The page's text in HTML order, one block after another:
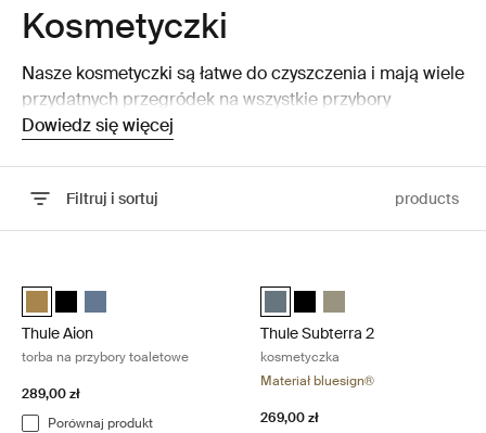
Kosmetyczki
Nasze kosmetyczki są łatwe do czyszczenia i mają wiele
przydatnych przegródek na wszystkie przybory
toaletowe.
Dowiedz się więcej
Filtruj i sortuj products
Thule Aion toiletry bag Nutria brown (selected)
Thule Aion toiletry bag Czarny
Thule Aion toiletry bag Ciemnoszary
Thule Aion
torba na przybory toaletowe
289,00 zł
Porównaj produkt
Thule Subterra toiletry bag
Thule Subterra toiletry bag
Thule Subterra toiletry
Thule Subterra 2
kosmetyczka
Materiał bluesign®
269,00 zł